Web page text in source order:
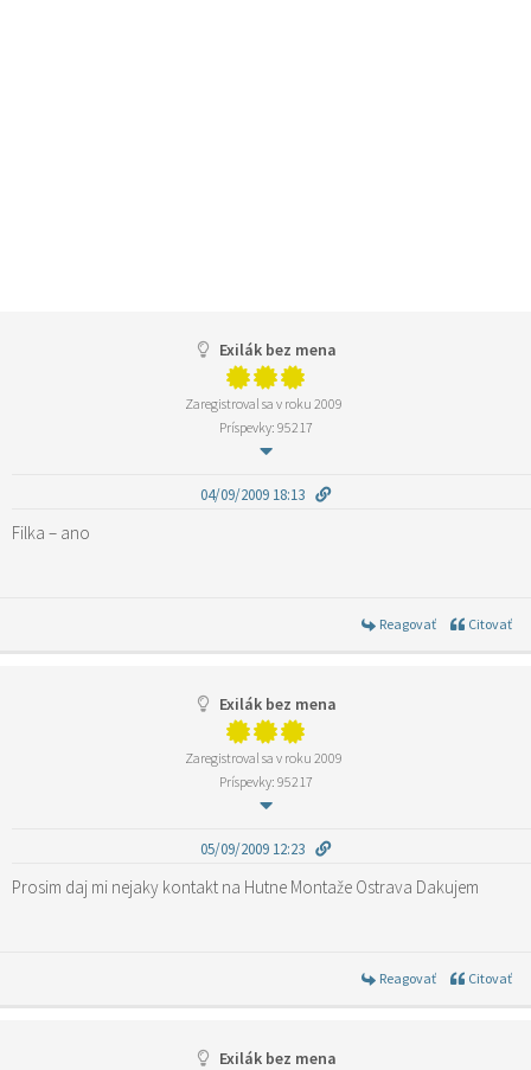
Exilák bez mena
Zaregistroval sa v roku 2009
Príspevky: 95217
04/09/2009 18:13
Filka – ano
Reagovať Citovať
Exilák bez mena
Zaregistroval sa v roku 2009
Príspevky: 95217
05/09/2009 12:23
Prosim daj mi nejaky kontakt na Hutne Montaže Ostrava Dakujem
Reagovať Citovať
Exilák bez mena